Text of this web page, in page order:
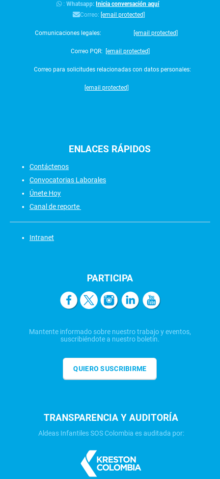
:Whatsapp: Inicia conversación aquí
Correo: [email protected]
Comunicaciones legales: [email protected]
Correo PQR: [email protected]
Correo para solicitudes relacionadas con datos personales:
[email protected]
ENLACES RÁPIDOS
Contáctenos
Convocatorias Laborales
Únete Hoy
Canal de reporte
Intranet
PARTICIPA
Mantente informado sobre nuestro trabajo y eventos,
suscribiéndote a nuestro boletín.
QUIERO SUSCRIBIRME
TRANSPARENCIA Y AUDITORÍA
Aldeas Infantiles SOS Colombia es auditada por: